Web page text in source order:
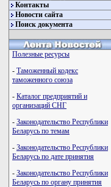
Контакты
Новости сайта
Поиск документа
Полезные ресурсы
- Таможенный кодекс
таможенного союза
- Каталог предприятий и
организаций СНГ
- Законодательство Республики
Беларусь по темам
- Законодательство Республики
Беларусь по дате принятия
- Законодательство Республики
Беларусь по органу принятия